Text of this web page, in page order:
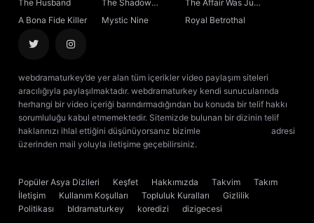
The Husband
The Shadow
Sovereign
The Affair Was Just
the Beginning
A Bona Fide Killer Mystic Nine Royal Betrothal
webdramaturkey’de yer alan tüm içerikler video paylaşım siteleri
aracılığıyla paylaşılmaktadır. webdramaturkey kendi sunucularında
herhangi bir video içeriği barındırmadığından bu konuda bir telif hakkı
sorumluluğu kabul etmemektedir. Sitemizde bulunan bir dizinin telif
haklarınızı ihlal ettiğini düşünüyorsanız bizimle
adresi
üzerinden mail yoluyla iletişime geçebilirsiniz.
Popüler Asya Dizileri Keşfet Hakkımızda Takvim
Takım
İletişim
Kullanım Koşulları Topluluk Kuralları
Gizlilik
Politikası
bldramaturkey koredizi
dizigecesi